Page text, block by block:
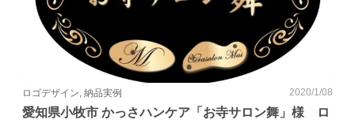
ロゴデザイン, 納品実例 2020/1/08
愛知県小牧市 かっさハンケア「お寺サロン舞」様 ロ